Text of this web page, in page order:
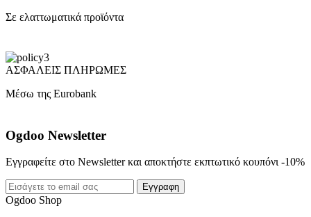
Σε ελαττωματικά προϊόντα
ΑΣΦΑΛΕΙΣ ΠΛΗΡΩΜΕΣ
Μέσω της Eurobank
Ogdoo Newsletter
Εγγραφείτε στο Newsletter και αποκτήστε εκπτωτικό κουπόνι -10%
Εγγραφη
Ogdoo Shop